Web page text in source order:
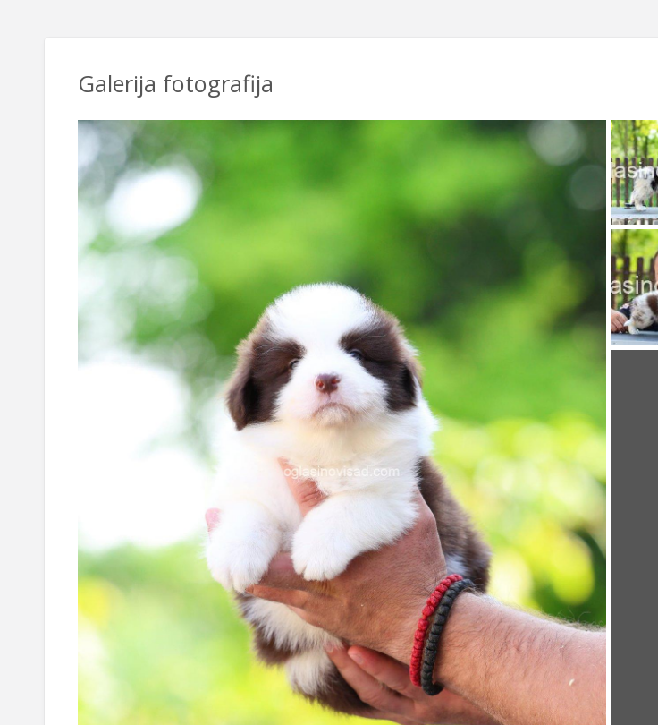
Galerija fotografija